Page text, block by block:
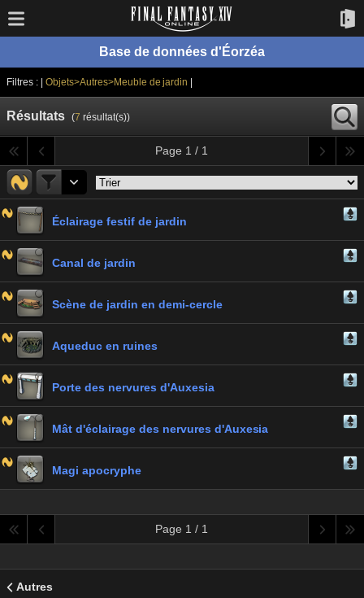
Base de données d'Éorzéa
Filtres : | Objets>Autres>Meuble de jardin
Résultats (7 résultat(s))
Page 1 / 1
Éclairage festif de jardin
Canal de jardin
Scène de jardin en demi-cercle
Aqueduc en ruines
Porte des nervures d'Auxesia
Mât d'éclairage des nervures d'Auxesia
Magi apocryphe
Page 1 / 1
Autres